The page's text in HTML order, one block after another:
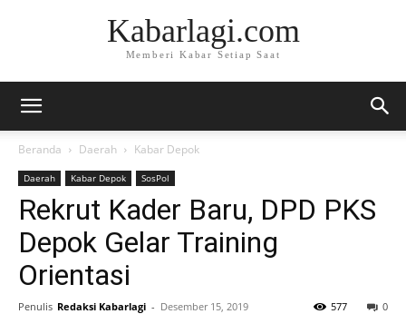
Kabarlagi.com
Memberi Kabar Setiap Saat
Beranda Daerah Kabar Depok
Daerah Kabar Depok SosPol
Rekrut Kader Baru, DPD PKS
Depok Gelar Training
Orientasi
Penulis Redaksi Kabarlagi - Desember 15, 2019 0
577